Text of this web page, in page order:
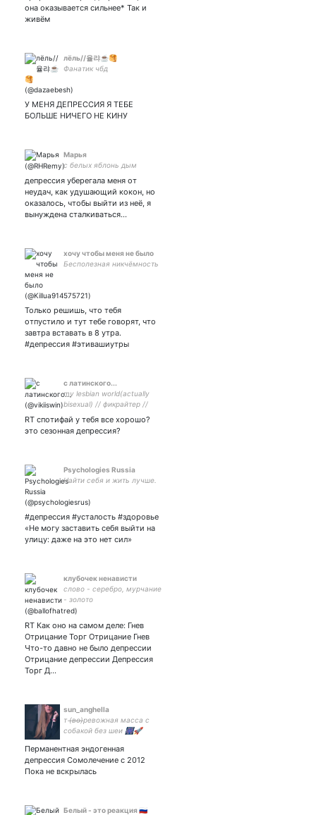
она оказывается сильнее* Так и
живём
лёль//율랴☕🥞
Фанатик чбд
У МЕНЯ ДЕПРЕССИЯ Я ТЕБЕ
БОЛЬШЕ НИЧЕГО НЕ КИНУ
Марья
с белых яблонь дым
депрессия уберегала меня от
неудач, как удушающий кокон, но
оказалось, чтобы выйти из неё, я
вынуждена сталкиваться…
хочу чтобы меня не было
Бесполезная никчёмность
Только решишь, что тебя
отпустило и тут тебе говорят, что
завтра вставать в 8 утра.
#депрессия #этивашиутры
с латинского...
my lesbian world(actually
bisexual) // фикрайтер //
1826171 хобби
RT спотифай у тебя все хорошо?
это сезонная депрессия?
Psychologies Russia
Найти себя и жить лучше.
#депрессия #усталость #здоровье
«Не могу заставить себя выйти на
улицу: даже на это нет сил»
клубочек ненависти
слово - серебро, мурчание
- золото
RT Как оно на самом деле: Гнев
Отрицание Торг Отрицание Гнев
Что-то давно не было депрессии
Отрицание депрессии Депрессия
Торг Д…
sun_anghella
т (̶в̶о̶)̶ревожная масса с
собакой без шеи 🎆🚀
Перманентная эндогенная
депрессия Сомолечение с 2012
Пока не вскрылась
Белый - это реакция 🇷🇺